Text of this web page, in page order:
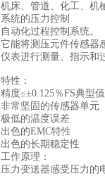
机床、管道、化工、机
系统的压力控制
自动化过程控制系统。
它能将测压元件传感器
仪表进行测量、指示和
特性：
精度≤±0.125％FS典型
非常坚固的传感器单元
极低的温度误差
出色的EMC特性
出色的长期稳定性
工作原理：
压力变送器感受压力的